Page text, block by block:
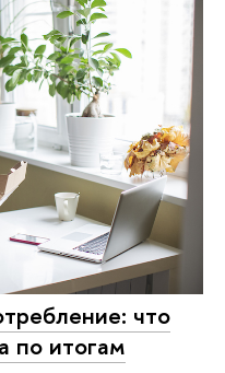
что
по итогам